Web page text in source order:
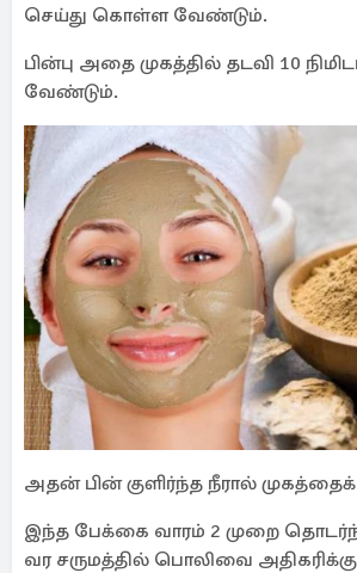
செய்து கொள்ள வேண்டும்.
பின்பு அதை முகத்தில் தடவி 10
வேண்டும்.
அதன் பின் குளிர்ந்த நீரால்
இந்த பேக்கை வாரம் 2 முறை
வர சருமத்தில் பொலிவை